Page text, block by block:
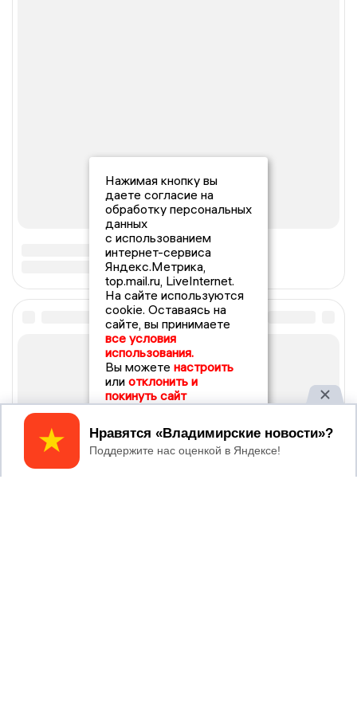
Нажимая кнопку вы
даете согласие на
обработку персональных
данных
с использованием
интернет-сервиса
Яндекс.Метрика,
top.mail.ru, LiveInternet.
На сайте используются
cookie. Оставаясь на
сайте, вы принимаете
все условия
использования.
Вы можете настроить
или отклонить и
покинуть сайт
Принять